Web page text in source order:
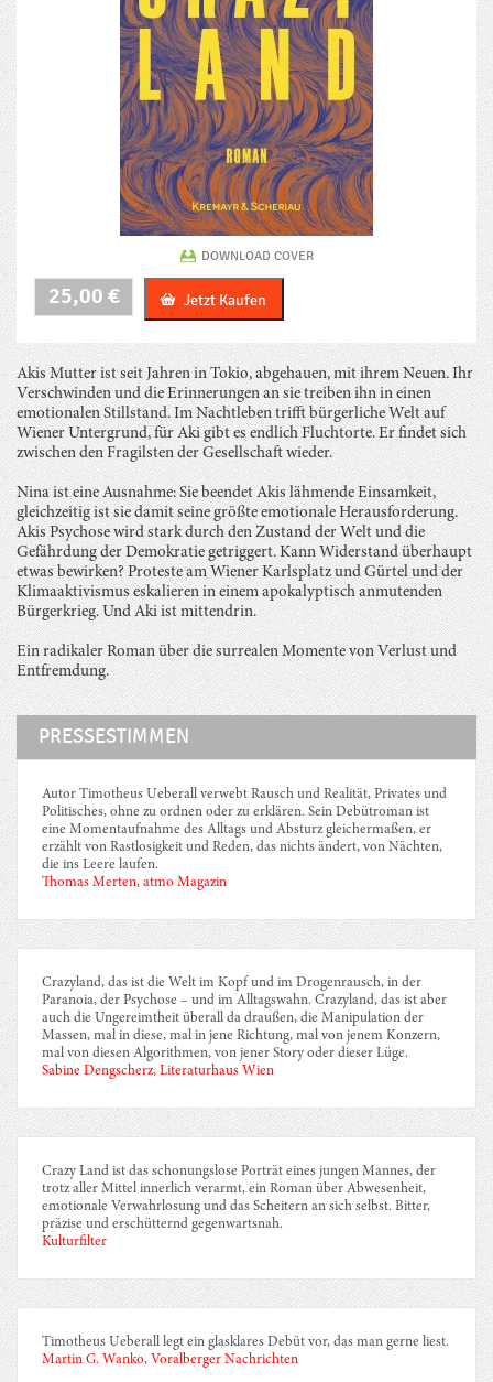
DOWNLOAD COVER
25,00 €
Land
Menge
Jetzt Kaufen
Akis Mutter ist seit Jahren in Tokio, abgehauen, mit ihrem Neuen. Ihr
Verschwinden und die Erinnerungen an sie treiben ihn in einen
emotionalen Stillstand. Im Nachtleben trifft bürgerliche Welt auf
Wiener Untergrund, für Aki gibt es endlich Fluchtorte. Er findet sich
zwischen den Fragilsten der Gesellschaft wieder.
Nina ist eine Ausnahme: Sie beendet Akis lähmende Einsamkeit,
gleichzeitig ist sie damit seine größte emotionale Herausforderung.
Akis Psychose wird stark durch den Zustand der Welt und die
Gefährdung der Demokratie getriggert. Kann Widerstand überhaupt
etwas bewirken? Proteste am Wiener Karlsplatz und Gürtel und der
Klimaaktivismus eskalieren in einem apokalyptisch anmutenden
Bürgerkrieg. Und Aki ist mittendrin.
Ein radikaler Roman über die surrealen Momente von Verlust und
Entfremdung.
PRESSESTIMMEN
Autor Timotheus Ueberall verwebt Rausch und Realität, Privates und
Politisches, ohne zu ordnen oder zu erklären. Sein Debütroman ist
eine Momentaufnahme des Alltags und Absturz gleichermaßen, er
erzählt von Rastlosigkeit und Reden, das nichts ändert, von Nächten,
die ins Leere laufen.
Thomas Merten, atmo Magazin
Crazyland, das ist die Welt im Kopf und im Drogenrausch, in der
Paranoia, der Psychose – und im Alltagswahn. Crazyland, das ist aber
auch die Ungereimtheit überall da draußen, die Manipulation der
Massen, mal in diese, mal in jene Richtung, mal von jenem Konzern,
mal von diesen Algorithmen, von jener Story oder dieser Lüge.
Sabine Dengscherz, Literaturhaus Wien
Crazy Land ist das schonungslose Porträt eines jungen Mannes, der
trotz aller Mittel innerlich verarmt, ein Roman über Abwesenheit,
emotionale Verwahrlosung und das Scheitern an sich selbst. Bitter,
präzise und erschütternd gegenwartsnah.
Kulturfilter
Timotheus Ueberall legt ein glasklares Debüt vor, das man gerne liest.
Martin G. Wanko, Voralberger Nachrichten